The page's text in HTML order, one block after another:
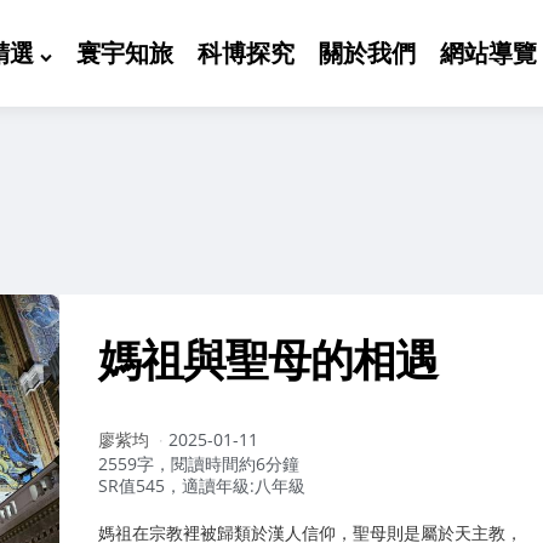
選 寰宇知旅 科博探究 關於我們 網站導覽
媽祖與聖母的相遇
作
者：
廖紫均
2025-01-11
2559字，閱讀時間約6分鐘
SR值545，適讀年級:八年級
媽祖在宗教裡被歸類於漢人信仰，聖母則是屬於天主教，